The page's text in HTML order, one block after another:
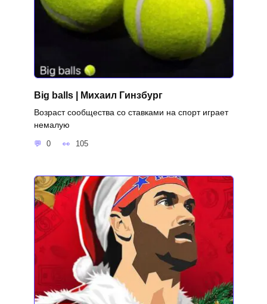
Big balls | Михаил Гинзбург
Возраст сообщества со ставками на спорт играет
немалую
0 105